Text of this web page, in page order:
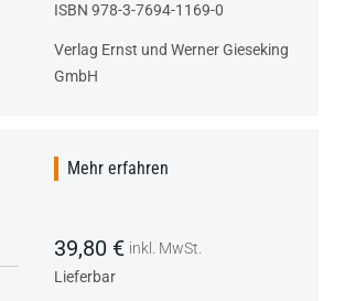
ISBN 978-3-7694-1169-0
Verlag Ernst und Werner Gieseking
GmbH
Mehr erfahren
39,80 € inkl. MwSt.
Lieferbar